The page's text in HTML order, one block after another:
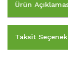
Ürün
Taksit